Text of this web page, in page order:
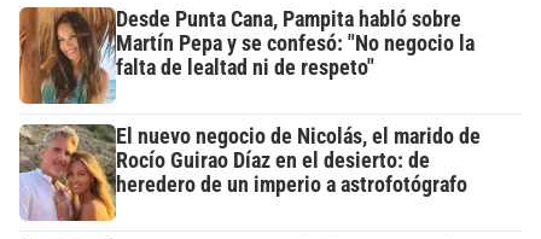
Desde Punta Cana, Pampita habló sobre
Martín Pepa y se confesó: "No negocio la
falta de lealtad ni de respeto"
El nuevo negocio de Nicolás, el marido de
Rocío Guirao Díaz en el desierto: de
heredero de un imperio a astrofotógrafo